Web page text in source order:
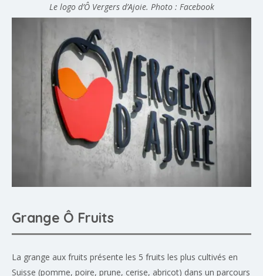
Le logo d’Ô Vergers d’Ajoie. Photo : Facebook
Grange Ô Fruits
La grange aux fruits présente les 5 fruits les plus cultivés en
Suisse (pomme, poire, prune, cerise, abricot) dans un parcours